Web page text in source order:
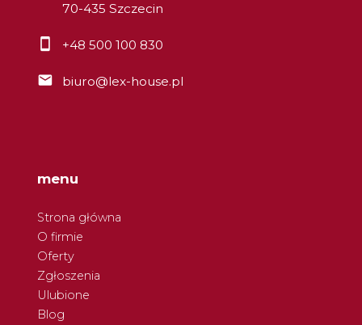
70-435 Szczecin
+48 500 100 830
biuro@lex-house.pl
menu
Strona główna
O firmie
Oferty
Zgłoszenia
Ulubione
Blog